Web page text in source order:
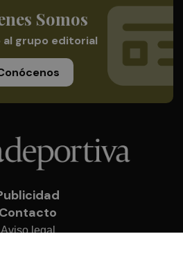
Somos
al grupo editorial
Contacto
Aviso legal